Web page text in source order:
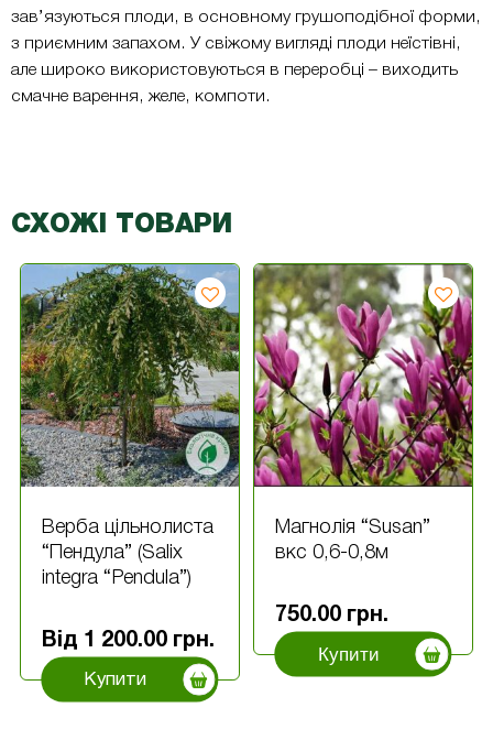
зав’язуються плоди, в основному грушоподібної форми,
з приємним запахом. У свіжому вигляді плоди неїстівні,
але широко використовуються в переробці – виходить
смачне варення, желе, компоти.
СХОЖІ ТОВАРИ
Верба цільнолиста
“Пендула” (Salix
integra “Pendula”)
Від 1 200.00 грн.
Купити
Магнолія “Susan”
вкс 0,6-0,8м
750.00 грн.
Купити